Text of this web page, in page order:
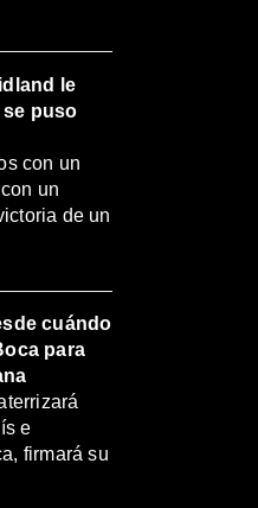
le
puso
con un
un
de un
cuándo
para
e
firmará su